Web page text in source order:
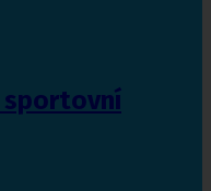
sportovní